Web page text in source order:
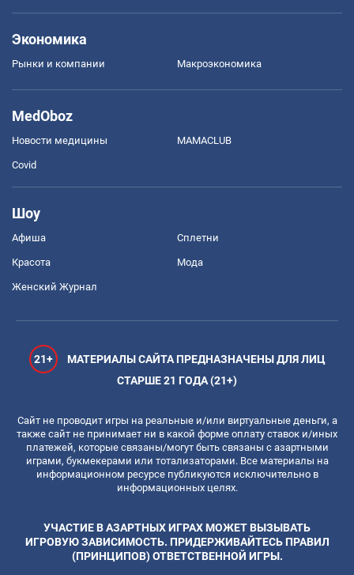
Экономика
Рынки и компании Mакроэкономика
MedOboz
Новости медицины MAMACLUB
Covid
Шоу
Афиша Сплетни
Красота Мода
Женский Журнал
21+
МАТЕРИАЛЫ САЙТА ПРЕДНАЗНАЧЕНЫ ДЛЯ ЛИЦ
СТАРШЕ 21 ГОДА (21+)
Сайт не проводит игры на реальные и/или виртуальные деньги, а
также сайт не принимает ни в какой форме оплату ставок и/иных
платежей, которые связаны/могут быть связаны с азартными
играми, букмекерами или тотализаторами. Все материалы на
информационном ресурсе публикуются исключительно в
информационных целях.
УЧАСТИЕ В АЗАРТНЫХ ИГРАХ МОЖЕТ ВЫЗЫВАТЬ
ИГРОВУЮ ЗАВИСИМОСТЬ. ПРИДЕРЖИВАЙТЕСЬ ПРАВИЛ
(ПРИНЦИПОВ) ОТВЕТСТВЕННОЙ ИГРЫ.